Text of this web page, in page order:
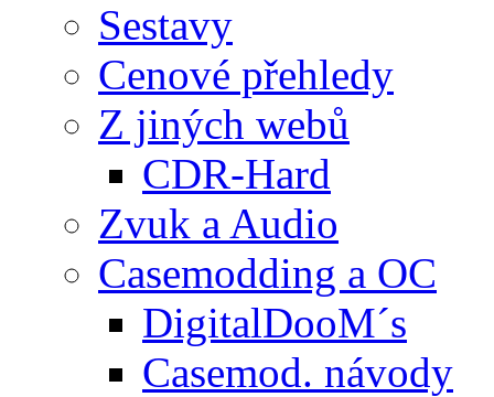
Sestavy
Cenové přehledy
Z jiných webů
CDR-Hard
Zvuk a Audio
Casemodding a OC
DigitalDooM´s
Casemod. návody